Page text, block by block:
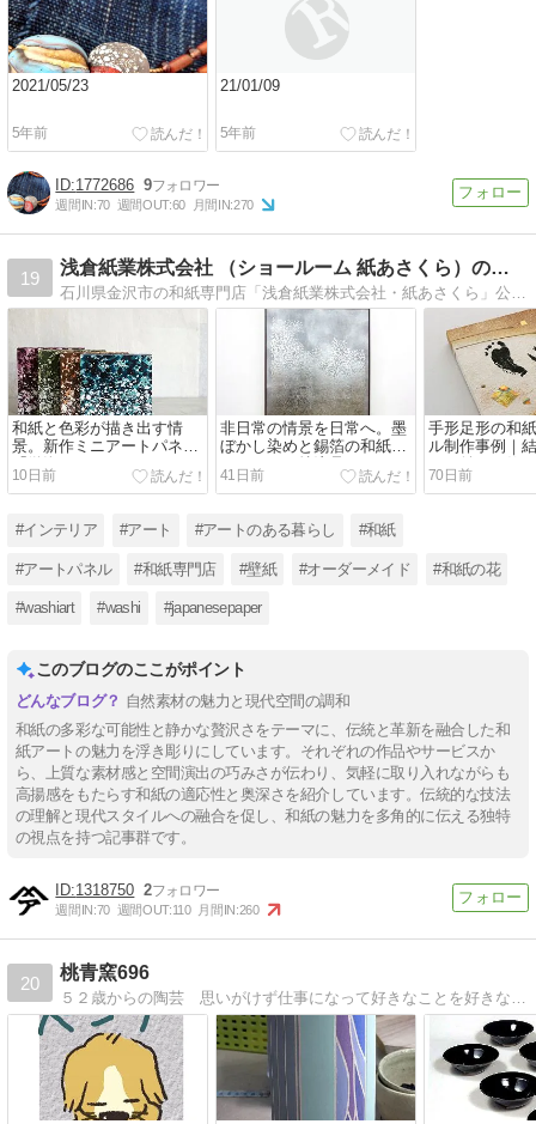
2021/05/23
5年前
21/01/09
5年前
1772686 9
週間IN:70 週間OUT:60 月間IN:270
19
浅倉紙業株式会社 （ショールーム 紙あさくら）のブログ
和紙と色彩が描き出す情
景。新作ミニアートパネル
「微泡（びほう）」
10日前
非日常の情景を日常へ。墨
ぼかし染めと錫箔の和紙ア
ートパネル特注品
41日前
手形足形の和
ル制作事例｜
クと並べて飾
70日前
#インテリア #アート #アートのある暮らし #和紙
#アートパネル #和紙専門店 #壁紙 #オーダーメイド #和紙の花
#washiart #washi #japanesepaper
このブログのここがポイント
自然素材の魅力と現代空間の調和
和紙の多彩な可能性と静かな贅沢さをテーマに、伝統と革新を融合した和
紙アートの魅力を浮き彫りにしています。それぞれの作品やサービスか
ら、上質な素材感と空間演出の巧みさが伝わり、気軽に取り入れながらも
高揚感をもたらす和紙の適応性と奥深さを紹介しています。伝統的な技法
の理解と現代スタイルへの融合を促し、和紙の魅力を多角的に伝える独特
の視点を持つ記事群です。
1318750 2
週間IN:70 週間OUT:110 月間IN:260
20
桃青窯696